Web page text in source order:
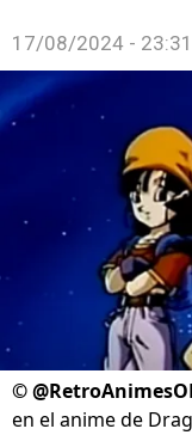
17/08/2024 -
©
en el anime de